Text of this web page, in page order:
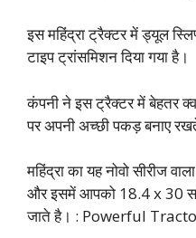
इस महिंद्रा ट्रैक्टर में ड्यूल
टाइप ट्रांसमिशन दिया गया है।
कंपनी ने इस ट्रैक्टर में बेहतर
पर अपनी अच्छी पकड़ बनाए
महिंद्रा का यह नोवो सीरीज
और इसमें आपको 18.4 x 30
जाते है। : Powerful